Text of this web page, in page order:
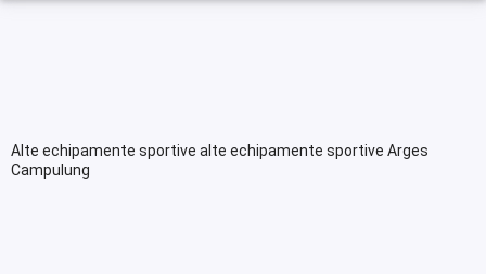
Alte echipamente sportive alte echipamente sportive Arges
Campulung